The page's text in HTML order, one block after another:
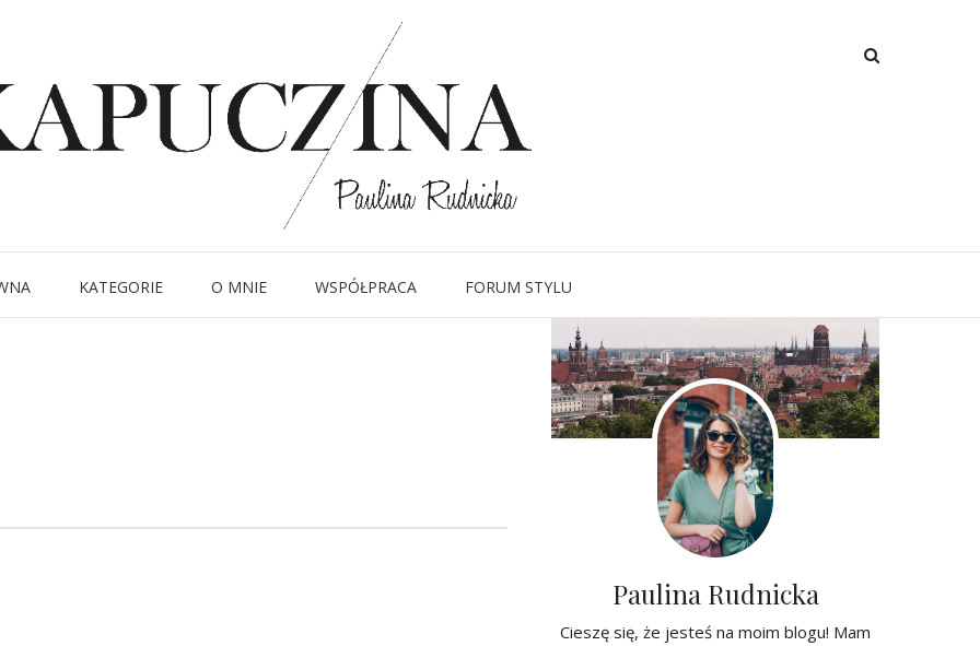
KATEGORIE O MNIE WSPÓŁPRACA FORUM STYLU
IMG_1170
Written byKapuczina in
Paulina Rudnicka
Cieszę się, że jesteś na moim blogu! Mam